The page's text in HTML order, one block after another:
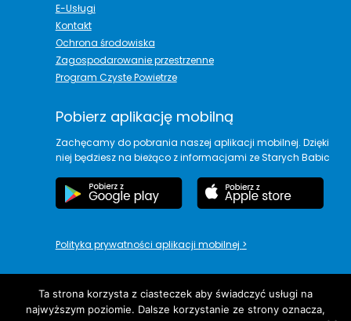
E-Usługi
Kontakt
Ochrona środowiska
Zagospodarowanie przestrzenne
Program Czyste Powietrze
Pobierz aplikację mobilną
Zachęcamy do pobrania naszej aplikacji mobilnej. Dzięki
niej będziesz na bieżąco z informacjami ze Starych Babic
Polityka prywatności aplikacji mobilnej >
Ta strona korzysta z ciasteczek aby świadczyć usługi na
najwyższym poziomie. Dalsze korzystanie ze strony oznacza,